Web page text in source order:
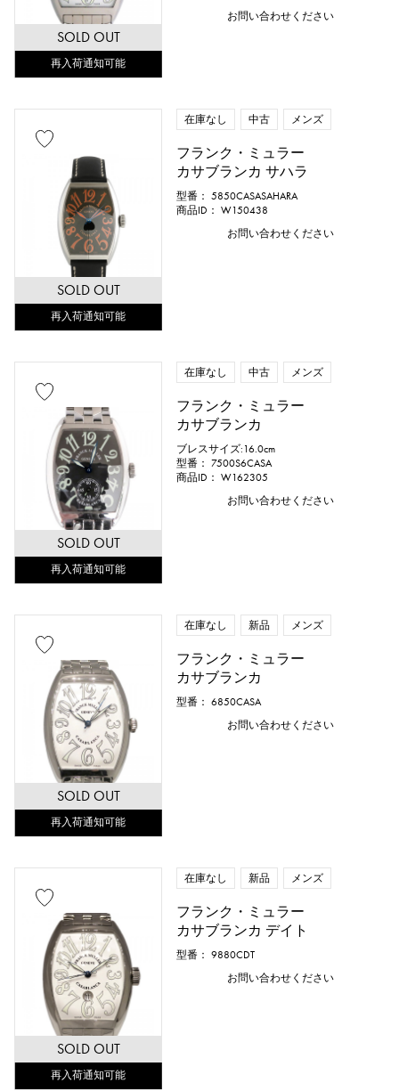
SOLD OUT
再入荷通知可能
お問い合わせください
SOLD OUT
再入荷通知可能
在庫なし 中古 メンズ
フランク・ミュラー
カサブランカ サハラ
型番： 5850CASASAHARA
商品ID： W150438
お問い合わせください
SOLD OUT
再入荷通知可能
在庫なし 中古 メンズ
フランク・ミュラー
カサブランカ
ブレスサイズ:16.0cm
型番： 7500S6CASA
商品ID： W162305
お問い合わせください
SOLD OUT
再入荷通知可能
在庫なし 新品 メンズ
フランク・ミュラー
カサブランカ
型番： 6850CASA
お問い合わせください
SOLD OUT
再入荷通知可能
在庫なし 新品 メンズ
フランク・ミュラー
カサブランカ デイト
型番： 9880CDT
お問い合わせください